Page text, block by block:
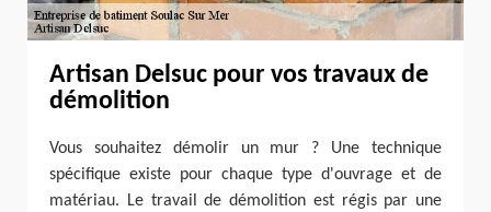
Artisan Delsuc pour vos travaux de
démolition
Vous souhaitez démolir un mur ? Une technique
spécifique existe pour chaque type d'ouvrage et de
matériau. Le travail de démolition est régis par une